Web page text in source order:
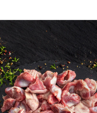
bylinkami nebo